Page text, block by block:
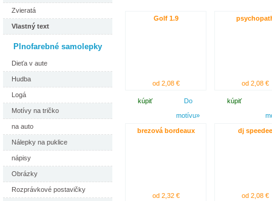
Zvieratá
Vlastný text
Plnofarebné samolepky
Dieťa v aute
Hudba
Logá
Motívy na tričko
na auto
Nálepky na puklice
nápisy
Obrázky
Rozprávkové postavičky
Golf 1.9
od 2,08 €
kúpiť
Do
motívu»
od 2,08 €
kúpiť
brezová bordeaux
od 2,32 €
dj speedee
od 2,08 €